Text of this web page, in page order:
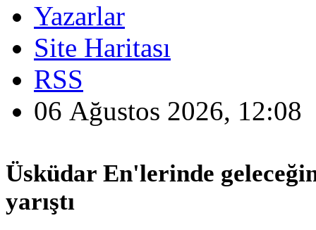
Yazarlar
Site Haritası
RSS
06 Ağustos 2026, 12:08
Üsküdar En'lerinde
yarıştı